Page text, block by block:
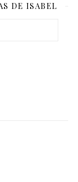
DE ISABEL